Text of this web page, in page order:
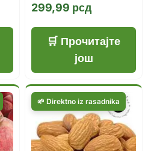
била:
399,99 рсд.
299,99 рсд
је:
299,99 рсд.
Прочитајте
још